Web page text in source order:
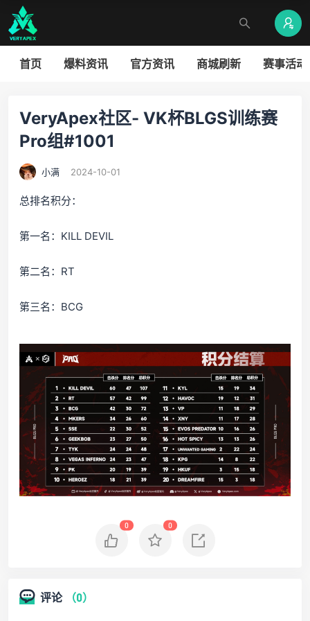
首页 爆料资讯 官方资讯 商城刷新 赛事活动
VeryApex社区- VK杯BLGS训练赛
Pro组#1001
小满 2024-10-01
总排名积分：
第一名：KILL DEVIL
第二名：RT
第三名：BCG
0 0
评论 （0）